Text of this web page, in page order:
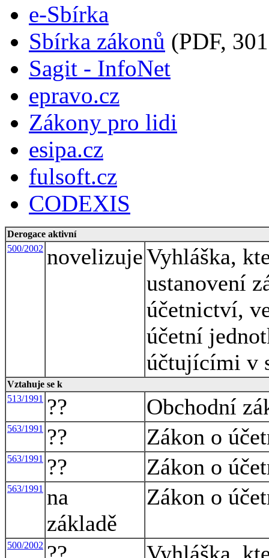
e-Sbírka
Sbírka zákonů (PDF,
Sagit - InfoNet
epravo.cz
Zákony pro lidi
esipa.cz
fulsoft.cz
CODEXIS
Derogace aktivní
500/2002 novelizujeVyhláška,
ustanovení
účetnictví,
účetní
účtujícími v
Vztahuje se k
513/1991
?? Obchodní
563/1991 ?? Zákon o
563/1991 ?? Zákon o
563/1991 na
základě
Zákon o
500/2002